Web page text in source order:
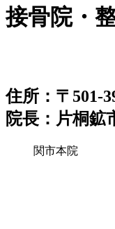
接骨院・
住所：〒501-
院長：片桐鉱
関市本院